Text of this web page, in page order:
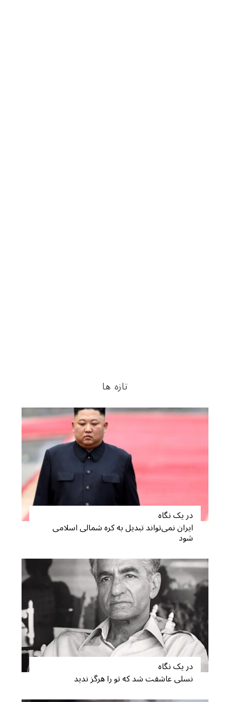
تازه ها
در یک نگاه
ایران نمی‌تواند تبدیل به کره شمالی اسلامی
شود
در یک نگاه
نسلی عاشقت شد که تو را هرگز ندید
S
e
a
r
c
h
f
o
r
: